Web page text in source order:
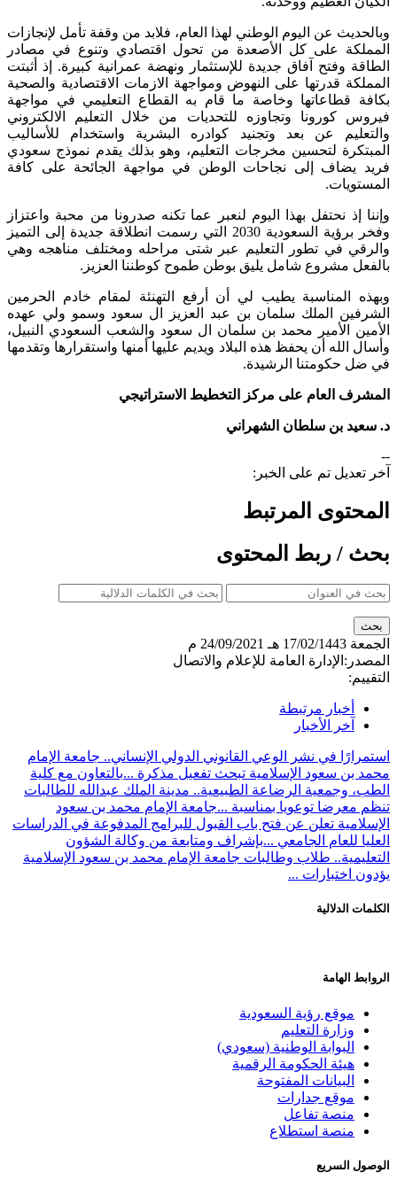
عن اليوم الوطني لهذا العام، فلابد من وقفة تأمل لإنجازات
على كل الأصعدة من تحول اقتصادي وتنوع في مصادر
آفاق جديدة للإستثمار ونهضة عمرانية كبيرة. إذ أثبتت
على النهوض ومواجهة الازمات الاقتصادية والصحية
وخاصة ما قام به القطاع التعليمي في مواجهة
وتجاوزه للتحديات من خلال التعليم الالكتروني
عن بعد وتجنيد كوادره البشرية واستخدام للأساليب
لتحسين مخرجات التعليم، وهو بذلك يقدم نموذج سعودي
إلى نجاحات الوطن في مواجهة الجائحة على كافة
بهذا اليوم لنعبر عما تكنه صدرونا من محبة واعتزاز
وفخر برؤية السعودية 2030 التي رسمت انطلاقة جديدة إلى التميز
تطور التعليم عبر شتى مراحله ومختلف مناهجه وهي
شامل يليق بوطن طموح كوطننا العزيز.
يطيب لي أن أرفع التهنئة لمقام خادم الحرمين
الملك سلمان بن عبد العزيز ال سعود وسمو ولي عهده
محمد بن سلمان ال سعود والشعب السعودي النبيل،
أن يحفظ هذه البلاد ويديم عليها أمنها واستقرارها وتقدمها
الرشيدة.
على مركز التخطيط الاستراتيجي
سلطان الشهراني
تم على الخبر:
المرتبط
المحتوى
02/1443 هـ
24/09/2021 م
العامة للإعلام والاتصال
مرتبطة
في نشر الوعي القانوني الدولي الإنساني.. جامعة الإمام
الإسلامية تبحث تفعيل مذكرة ... بالتعاون مع كلية
الرضاعة الطبيعية.. مدينة الملك عبدالله للطالبات
توعويا بمناسبة ... جامعة الإمام محمد بن سعود
تعلن عن فتح باب القبول للبرامج المدفوعة في الدراسات
الجامعي ... بإشراف ومتابعة من وكالة الشؤون
طلاب وطالبات جامعة الإمام محمد بن سعود الإسلامية
...
رؤية السعودية
التعليم
الوطنية (سعودي)
الحكومة الرقمية
المفتوحة
جدارات
تفاعل
استطلاع